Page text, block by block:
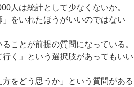
人は統計として少なくないか。
をいれたほうがいいのではない
ことが前提の質問になっている。
く」という選択肢があってもいい
をどう思うか」という質問がある